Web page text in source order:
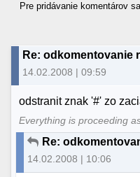
Pre pridávanie komentárov sa
Re: odkomentovanie
14.02.2008 | 09:59
odstranit znak '#' zo
Everything is proceeding
Re:
14.02.2008 | 10:06